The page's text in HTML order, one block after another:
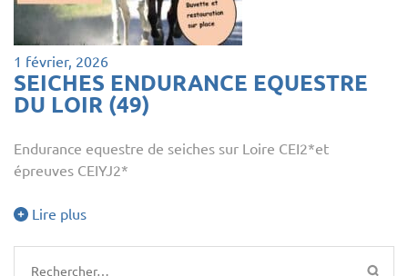
1 février, 2026
SEICHES ENDURANCE EQUESTRE
DU LOIR (49)
Endurance equestre de seiches sur Loire CEI2*et
épreuves CEIYJ2*
Lire plus
Rechercher :